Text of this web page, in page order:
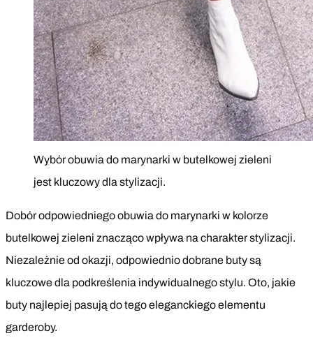
Wybór obuwia do marynarki w butelkowej zieleni
jest kluczowy dla stylizacji.
Dobór odpowiedniego obuwia do marynarki w kolorze
butelkowej zieleni znacząco wpływa na charakter stylizacji.
Niezależnie od okazji, odpowiednio dobrane buty są
kluczowe dla podkreślenia indywidualnego stylu. Oto, jakie
buty najlepiej pasują do tego eleganckiego elementu
garderoby.